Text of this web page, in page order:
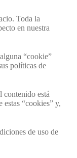
Toda la
en nuestra
“cookie”
políticas de
contenido está
“cookies” y,
de uso de